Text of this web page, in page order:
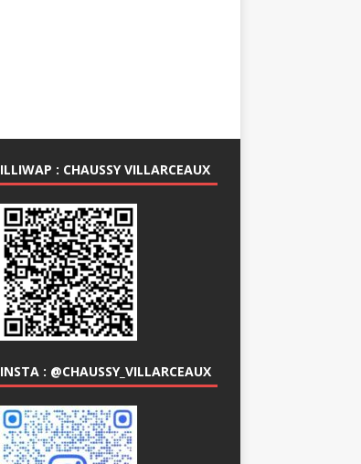
ILLIWAP : CHAUSSY VILLARCEAUX
INSTA : @CHAUSSY_VILLARCEAUX